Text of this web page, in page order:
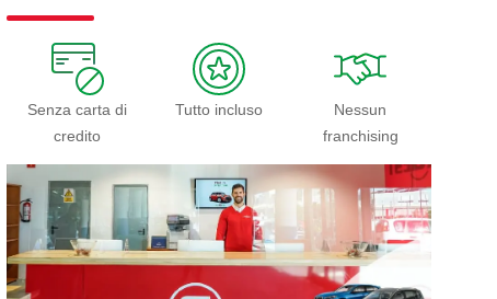
Senza carta di
credito
Tutto incluso
Nessun
franchising